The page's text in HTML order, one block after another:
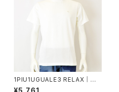
1PIU1UGUALE3 RELAX｜グ
ロッシー刺繍ネックロゴ半袖T
¥5,761